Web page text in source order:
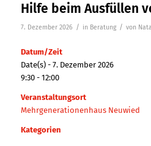
Hilfe beim Ausfüllen
7. Dezember 2026 / in Beratung / von
Datum/Zeit
Date(s) - 7. Dezember 2026
9:30 - 12:00
Veranstaltungsort
Mehrgenerationenhaus Neuwied
Kategorien